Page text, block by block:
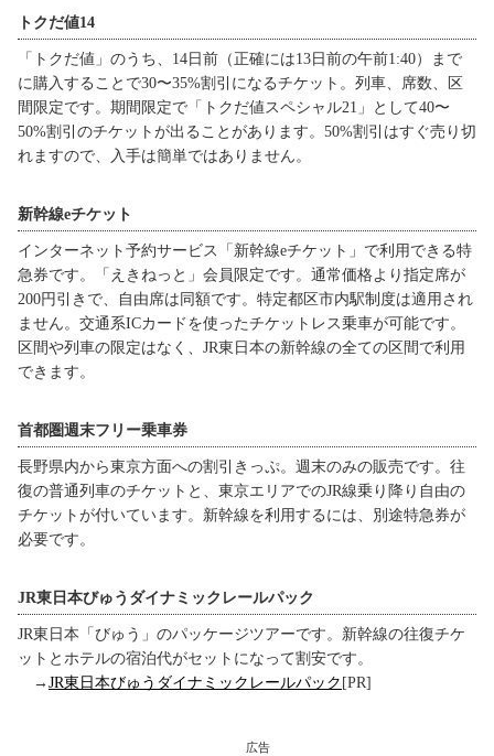
トクだ値14
「トクだ値」のうち、14日前（正確には13日前の午前1:40）まで
に購入することで30〜35%割引になるチケット。列車、席数、区
間限定です。期間限定で「トクだ値スペシャル21」として40〜
50%割引のチケットが出ることがあります。50%割引はすぐ売り切
れますので、入手は簡単ではありません。
新幹線eチケット
インターネット予約サービス「新幹線eチケット」で利用できる特
急券です。「えきねっと」会員限定です。通常価格より指定席が
200円引きで、自由席は同額です。特定都区市内駅制度は適用され
ません。交通系ICカードを使ったチケットレス乗車が可能です。
区間や列車の限定はなく、JR東日本の新幹線の全ての区間で利用
できます。
首都圏週末フリー乗車券
長野県内から東京方面への割引きっぷ。週末のみの販売です。往
復の普通列車のチケットと、東京エリアでのJR線乗り降り自由の
チケットが付いています。新幹線を利用するには、別途特急券が
必要です。
JR東日本びゅうダイナミックレールパック
JR東日本「びゅう」のパッケージツアーです。新幹線の往復チケ
ットとホテルの宿泊代がセットになって割安です。
→ JR東日本びゅうダイナミックレールパック [PR]
広告